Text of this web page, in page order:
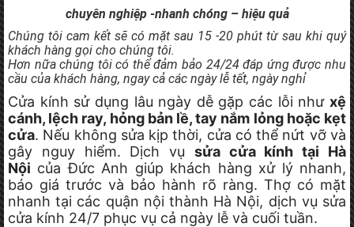
chuyên nghiệp -nhanh chóng – hiệu quả
Chúng tôi cam kết sẽ có mặt sau 15 -20 phút từ sau khi quý
khách hàng gọi cho chúng tôi.
Hơn nữa chúng tôi có thể đảm bảo 24/24 đáp ứng được nhu
cầu của khách hàng, ngay cả các ngày lễ tết, ngày nghỉ
Cửa kính sử dụng lâu ngày dễ gặp các lỗi như xệ
cánh, lệch ray, hỏng bản lề, tay nắm lỏng hoặc kẹt
cửa. Nếu không sửa kịp thời, cửa có thể nứt vỡ và
gây nguy hiểm. Dịch vụ sửa cửa kính tại Hà
Nội của Đức Anh giúp khách hàng xử lý nhanh,
báo giá trước và bảo hành rõ ràng. Thợ có mặt
nhanh tại các quận nội thành Hà Nội, dịch vụ sửa
cửa kính 24/7 phục vụ cả ngày lễ và cuối tuần.